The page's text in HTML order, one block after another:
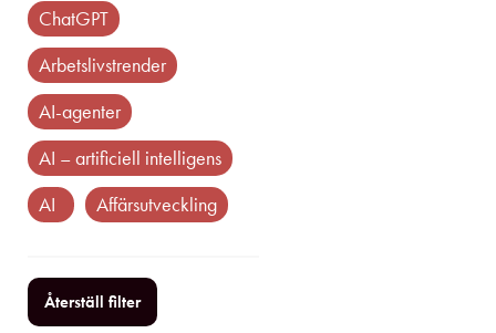
ChatGPT
arbetslivstrender
AI-agenter
AI – artificiell intelligens
AI
affärsutveckling
Återställ filter